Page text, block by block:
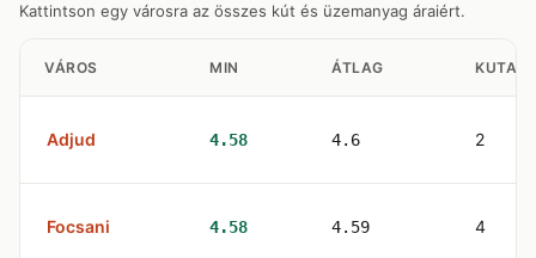
Kattintson egy városra az összes kút és üzemanyag áraiért.
VÁROS MIN ÁTLAG KUTAK
Adjud 4.58 4.6 2
Focsani 4.58 4.59 4